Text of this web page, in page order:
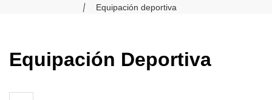
Equipación deportiva
Equipación Deportiva